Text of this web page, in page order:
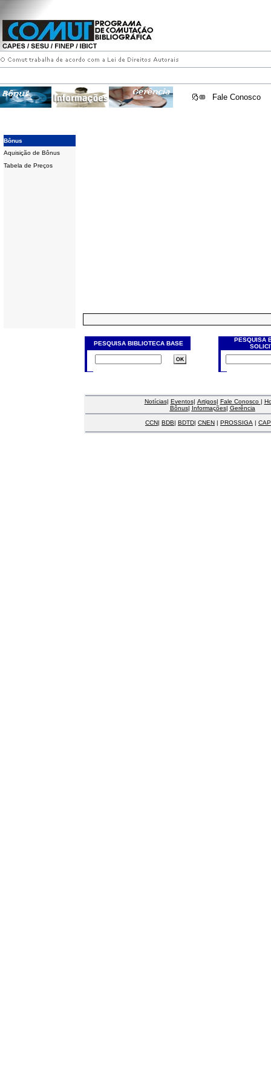
Fale Conosco
Bônus
Aquisição de Bônus
Tabela de Preços
PESQUISA BIBLIOTECA BASE
PESQUISA
Notícias| Eventos| Artigos| Fale Conosco |
Bônus| Informações| Gerência
CCN| BDB| BDTD| CNEN | PROSSIGA |